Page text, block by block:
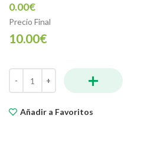
0.00€
Precio Final
10.00€
Ensalada Mediterranea cantidad
+
Añadir a Favoritos